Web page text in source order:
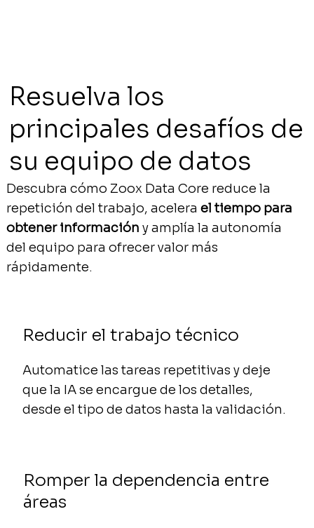
Resuelva los
principales desafíos de
su equipo de datos
Descubra cómo Zoox Data Core reduce la
repetición del trabajo, acelerael tiempo para
obtener información y amplía la autonomía
del equipo para ofrecer valor más
rápidamente.
Reducir el trabajo técnico
Automatice las tareas repetitivas y deje
que la IA se encargue de los detalles,
desde el tipo de datos hasta la validación.
Romper la dependencia entre
áreas